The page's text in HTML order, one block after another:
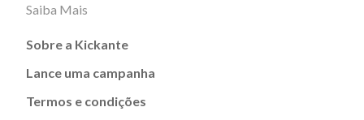
Saiba Mais
Sobre a Kickante
Lance uma campanha
Termos e condições